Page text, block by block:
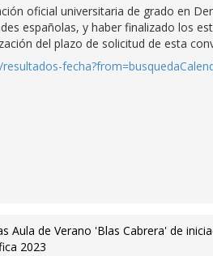
oficial universitaria de grado en
españolas, y haber finalizado los
del plazo de solicitud de esta
Aula de Verano 'Blas Cabrera' de
2023